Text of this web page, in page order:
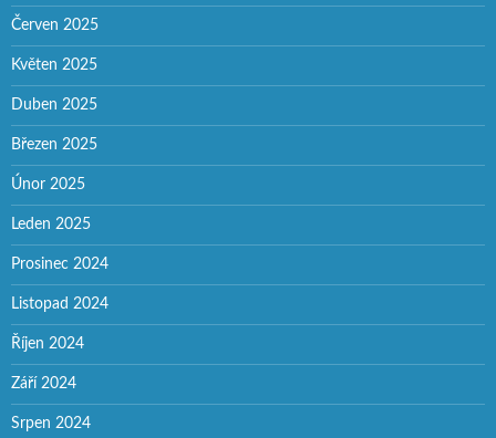
Červen 2025
Květen 2025
Duben 2025
Březen 2025
Únor 2025
Leden 2025
Prosinec 2024
Listopad 2024
Říjen 2024
Září 2024
Srpen 2024